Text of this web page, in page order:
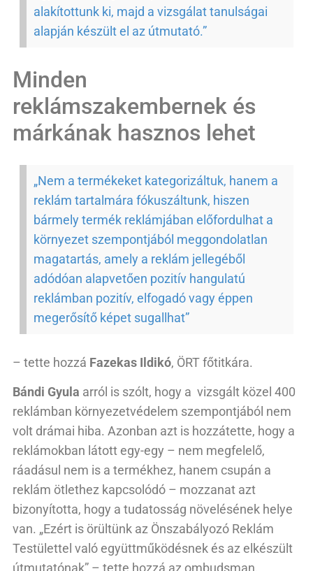
alakítottunk ki, majd a vizsgálat tanulságai
alapján készült el az útmutató.”
Minden
reklámszakembernek és
márkának hasznos lehet
„Nem a termékeket kategorizáltuk, hanem a
reklám tartalmára fókuszáltunk, hiszen
bármely termék reklámjában előfordulhat a
környezet szempontjából meggondolatlan
magatartás, amely a reklám jellegéből
adódóan alapvetően pozitív hangulatú
reklámban pozitív, elfogadó vagy éppen
megerősítő képet sugallhat”
– tette hozzá Fazekas Ildikó, ÖRT főtitkára.
Bándi Gyula arról is szólt, hogy a vizsgált közel 400
reklámban környezetvédelem szempontjából nem
volt drámai hiba. Azonban azt is hozzátette, hogy a
reklámokban látott egy-egy – nem megfelelő,
ráadásul nem is a termékhez, hanem csupán a
reklám ötlethez kapcsolódó – mozzanat azt
bizonyította, hogy a tudatosság növelésének helye
van. „Ezért is örültünk az Önszabályozó Reklám
Testülettel való együttműködésnek és az elkészült